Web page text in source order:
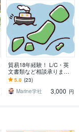
貿易18年経験！ L/C・英
文書類など相談承ります
～初めてでも安心、輸出
現場で培った知識で全般
サポート～
5.0 (23)
Marine学社
3,000 円